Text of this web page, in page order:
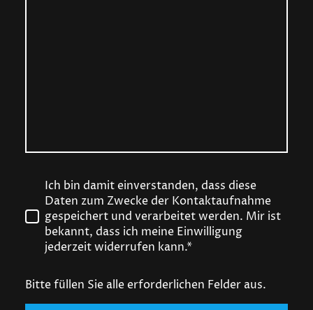
Ich bin damit einverstanden, dass diese
Daten zum Zwecke der Kontaktaufnahme
gespeichert und verarbeitet werden. Mir ist
bekannt, dass ich meine Einwilligung
jederzeit widerrufen kann.*
Bitte füllen Sie alle erforderlichen Felder aus.